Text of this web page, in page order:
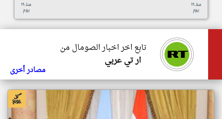
منذ ١٩
يوم
منذ ١٩
يوم
تابع اخر اخبار الصومال من
ار تي عربي
مصادر أخرى